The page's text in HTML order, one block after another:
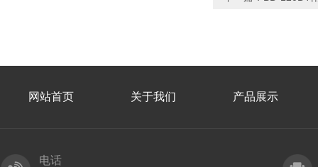
网站首页 关于我们 产品展示
电话